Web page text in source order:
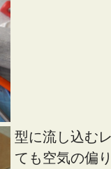
型に流し込む
ても空気の偏